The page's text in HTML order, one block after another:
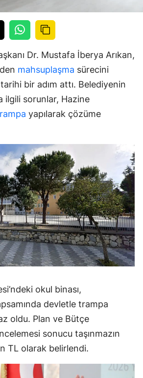
Dr. Mustafa İberya Arıkan,
mahsuplaşma sürecini
bir adım attı. Belediyenin
ilgili sorunlar, Hazine
yapılarak çözüme
okul binası,
devletle trampa
oldu. Plan ve Bütçe
sonucu taşınmazın
TL olarak belirlendi.